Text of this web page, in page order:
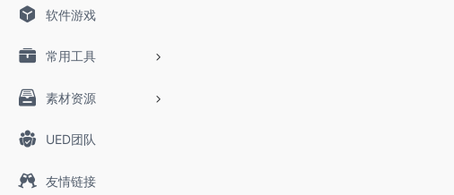
软件游戏
常用工具
素材资源
UED团队
友情链接